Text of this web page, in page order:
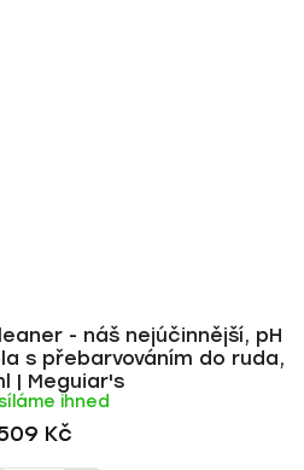
- náš nejúčinnější, pH
s přebarvováním do ruda,
| Meguiar's
ihned
Kč